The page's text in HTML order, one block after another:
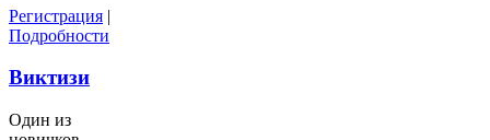
Регистрация |
Подробности
Виктизи
Один из